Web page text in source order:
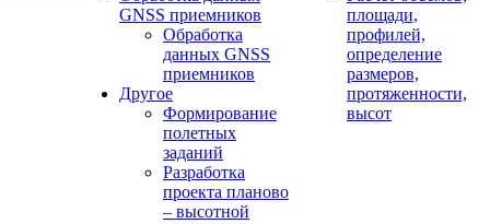
GNSS приемников
Обработка
данных GNSS
приемников
Другое
Формирование
полетных
заданий
Разработка
проекта планово
– высотной
площади,
профилей,
определение
размеров,
протяженности,
высот